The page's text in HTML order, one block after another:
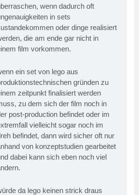
wenn dadurch oft
in sets
oder dinge realisiert
die am ende gar nicht in
film vorkommen.
ein set von lego aus
gründen zu
zeitpunkt finalisiert werden
zu dem sich der film noch in
post-production befindet oder im
vielleicht sogar noch im
befindet, dann wird sicher oft nur
von konzeptstudien gearbeitet
dabei kann sich eben noch viel
da lego keinen strick draus